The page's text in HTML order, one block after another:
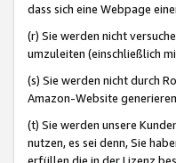
dass sich eine Webpage
(r) Sie werden nicht
umzuleiten (einschließlich
(s) Sie werden nicht durch
Amazon-Website
(t) Sie werden unsere
nutzen, es sei denn, Sie
erfüllen die in der Lizenz